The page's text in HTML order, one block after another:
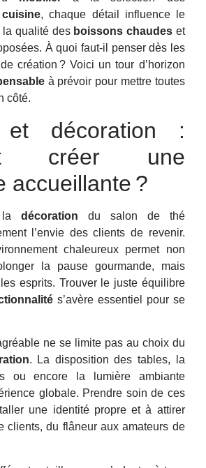
, chaque détail influence le
la qualité des boissons chaudeset
À quoi faut-il penser dès les
création ? Voici un tour d’horizon
à prévoir pour mettre toutes
côté.
et décoration :
créer une
accueillante ?
décoration du salon de thé
l’envie des clients de revenir.
chaleureux permet non
la pause gourmande, mais
esprits. Trouver le juste équilibre
s’avère essentiel pour se
ne se limite pas au choix du
. La disposition des tables, la
ou encore la lumière ambiante
globale. Prendre soin de ces
une identité propre et à attirer
clients, du flâneur aux amateurs de